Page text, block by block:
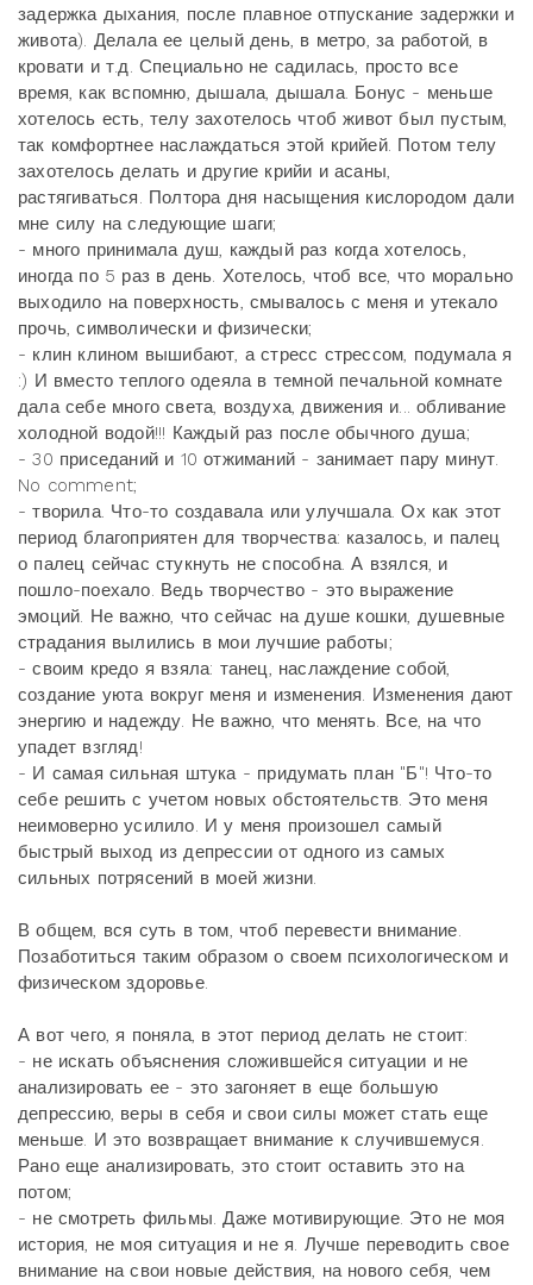
задержка дыхания, после плавное отпускание задержки и
живота). Делала ее целый день, в метро, за работой, в
кровати и т.д. Специально не садилась, просто все
время, как вспомню, дышала, дышала. Бонус - меньше
хотелось есть, телу захотелось чтоб живот был пустым,
так комфортнее наслаждаться этой крийей. Потом телу
захотелось делать и другие крийи и асаны,
растягиваться. Полтора дня насыщения кислородом дали
мне силу на следующие шаги;
- много принимала душ, каждый раз когда хотелось,
иногда по 5 раз в день. Хотелось, чтоб все, что морально
выходило на поверхность, смывалось с меня и утекало
прочь, символически и физически;
- клин клином вышибают, а стресс стрессом, подумала я
:) И вместо теплого одеяла в темной печальной комнате
дала себе много света, воздуха, движения и... обливание
холодной водой!!! Каждый раз после обычного душа;
- 30 приседаний и 10 отжиманий - занимает пару минут.
No comment;
- творила. Что-то создавала или улучшала. Ох как этот
период благоприятен для творчества: казалось, и палец
о палец сейчас стукнуть не способна. А взялся, и
пошло-поехало. Ведь творчество - это выражение
эмоций. Не важно, что сейчас на душе кошки, душевные
страдания вылились в мои лучшие работы;
- своим кредо я взяла: танец, наслаждение собой,
создание уюта вокруг меня и изменения. Изменения дают
энергию и надежду. Не важно, что менять. Все, на что
упадет взгляд!
- И самая сильная штука - придумать план "Б"! Что-то
себе решить с учетом новых обстоятельств. Это меня
неимоверно усилило. И у меня произошел самый
быстрый выход из депрессии от одного из самых
сильных потрясений в моей жизни.
В общем, вся суть в том, чтоб перевести внимание.
Позаботиться таким образом о своем психологическом и
физическом здоровье.
А вот чего, я поняла, в этот период делать не стоит:
- не искать объяснения сложившейся ситуации и не
анализировать ее - это загоняет в еще большую
депрессию, веры в себя и свои силы может стать еще
меньше. И это возвращает внимание к случившемуся.
Рано еще анализировать, это стоит оставить это на
потом;
- не смотреть фильмы. Даже мотивирующие. Это не моя
история, не моя ситуация и не я. Лучше переводить свое
внимание на свои новые действия, на нового себя, чем